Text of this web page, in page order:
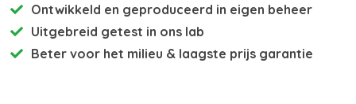
Ontwikkeld en geproduceerd in eigen beheer
Uitgebreid getest in ons lab
Beter voor het milieu & laagste prijs garantie